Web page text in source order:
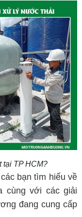
tại TP HCM?
bạn tìm hiểu về
cùng với các giải
đang cung cấp